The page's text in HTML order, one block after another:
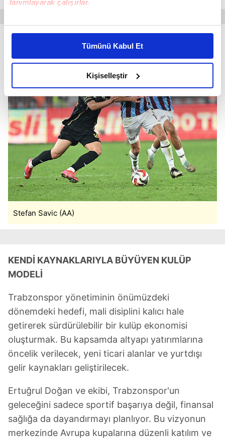
tanımlayarak çalışırlar.
Bu çerezlere izin vermeniz halinde sizlere özel
daha iyi reklam deneyimi yaşatabiliriz. Bunu yaparken
amacımızın size daha iyi bir reklam deneyimi sunmak
olduğunu ve sizlere en iyi içerikleri sunabilmek adına
elimizden gelen çabayı gösterdiğimizi ve bu noktada,
reklamların maliyetlerimizi karşılamak noktasında tek gelir
kalemimiz olduğunu sizlere hatırlatmak isteriz.
Her halükârda, kullanıcılar, bu çerezlere izin vermedikleri
takdirde, kullanıcılara hedefli reklamlar
gösterilmeyecektir."
Sizlere daha iyi bir hizmet sunabilmek için İnternet
Sitemizde kendimize ve üçüncü kişilere ait çerezler
verileriniz işlenmekte olup gerekli olan çerezler bilgi
kılınması ve kişiselleştirilmesi ve sizlere yönelik
reklam/pazarlama faaliyetlerinin yapılması, amaçlarıyla
sınırlı olarak açık rızanız dahilinde kullanılacaktır.
Çerezlere ilişkin tercihlerinizi aşağıda yer alan panel
vasıtasıyla belirleyebilirsiniz. Çerezlere ilişkin detaylı bilgi
için Ayarlar butonuna tıklayabilir,Çerez Bilgilendirme
Metnimiziziyaret edebilirsiniz.
6698 sayılı Kişisel Verilerin Korunması Kanunu uyarınca
hazırlanmış Aydınlatma Metnimizi okumak ve sitemizde
ilgili mevzuata uygun olarak kullanılan çerezlerle ilgili bilgi
almak için lütfen
Tümünü Kabul Et
Kişiselleştir
Stefan Savic (AA)
KENDİ KAYNAKLARIYLA BÜYÜYEN KULÜP
MODELİ
Trabzonspor yönetiminin önümüzdeki
dönemdeki hedefi, mali disiplini kalıcı hale
getirerek sürdürülebilir bir kulüp ekonomisi
oluşturmak. Bu kapsamda altyapı yatırımlarına
öncelik verilecek, yeni ticari alanlar ve yurtdışı
gelir kaynakları geliştirilecek.
Ertuğrul Doğan ve ekibi, Trabzonspor'un
geleceğini sadece sportif başarıya değil, finansal
sağlığa da dayandırmayı planlıyor. Bu vizyonun
merkezinde Avrupa kupalarına düzenli katılım ve